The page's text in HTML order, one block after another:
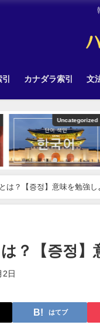
カナダラ索引 文
Uncategorized
は？【증정】意味を勉強し
？【증정】
2日
はてブ